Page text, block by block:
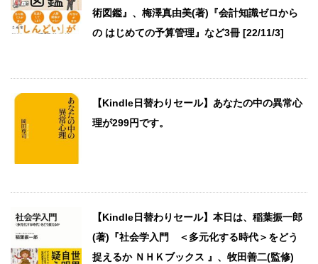
術図鑑』、梅澤真由美(著)『会計知識ゼロから
の はじめての予算管理』など3冊 [22/11/3]
【Kindle日替わりセール】あなたの中の異常心
理が299円です。
【Kindle日替わりセール】本日は、稲葉振一郎
(著)『社会学入門 ＜多元化する時代＞をどう
捉えるか ＮＨＫブックス 』、牧田善二(監修)